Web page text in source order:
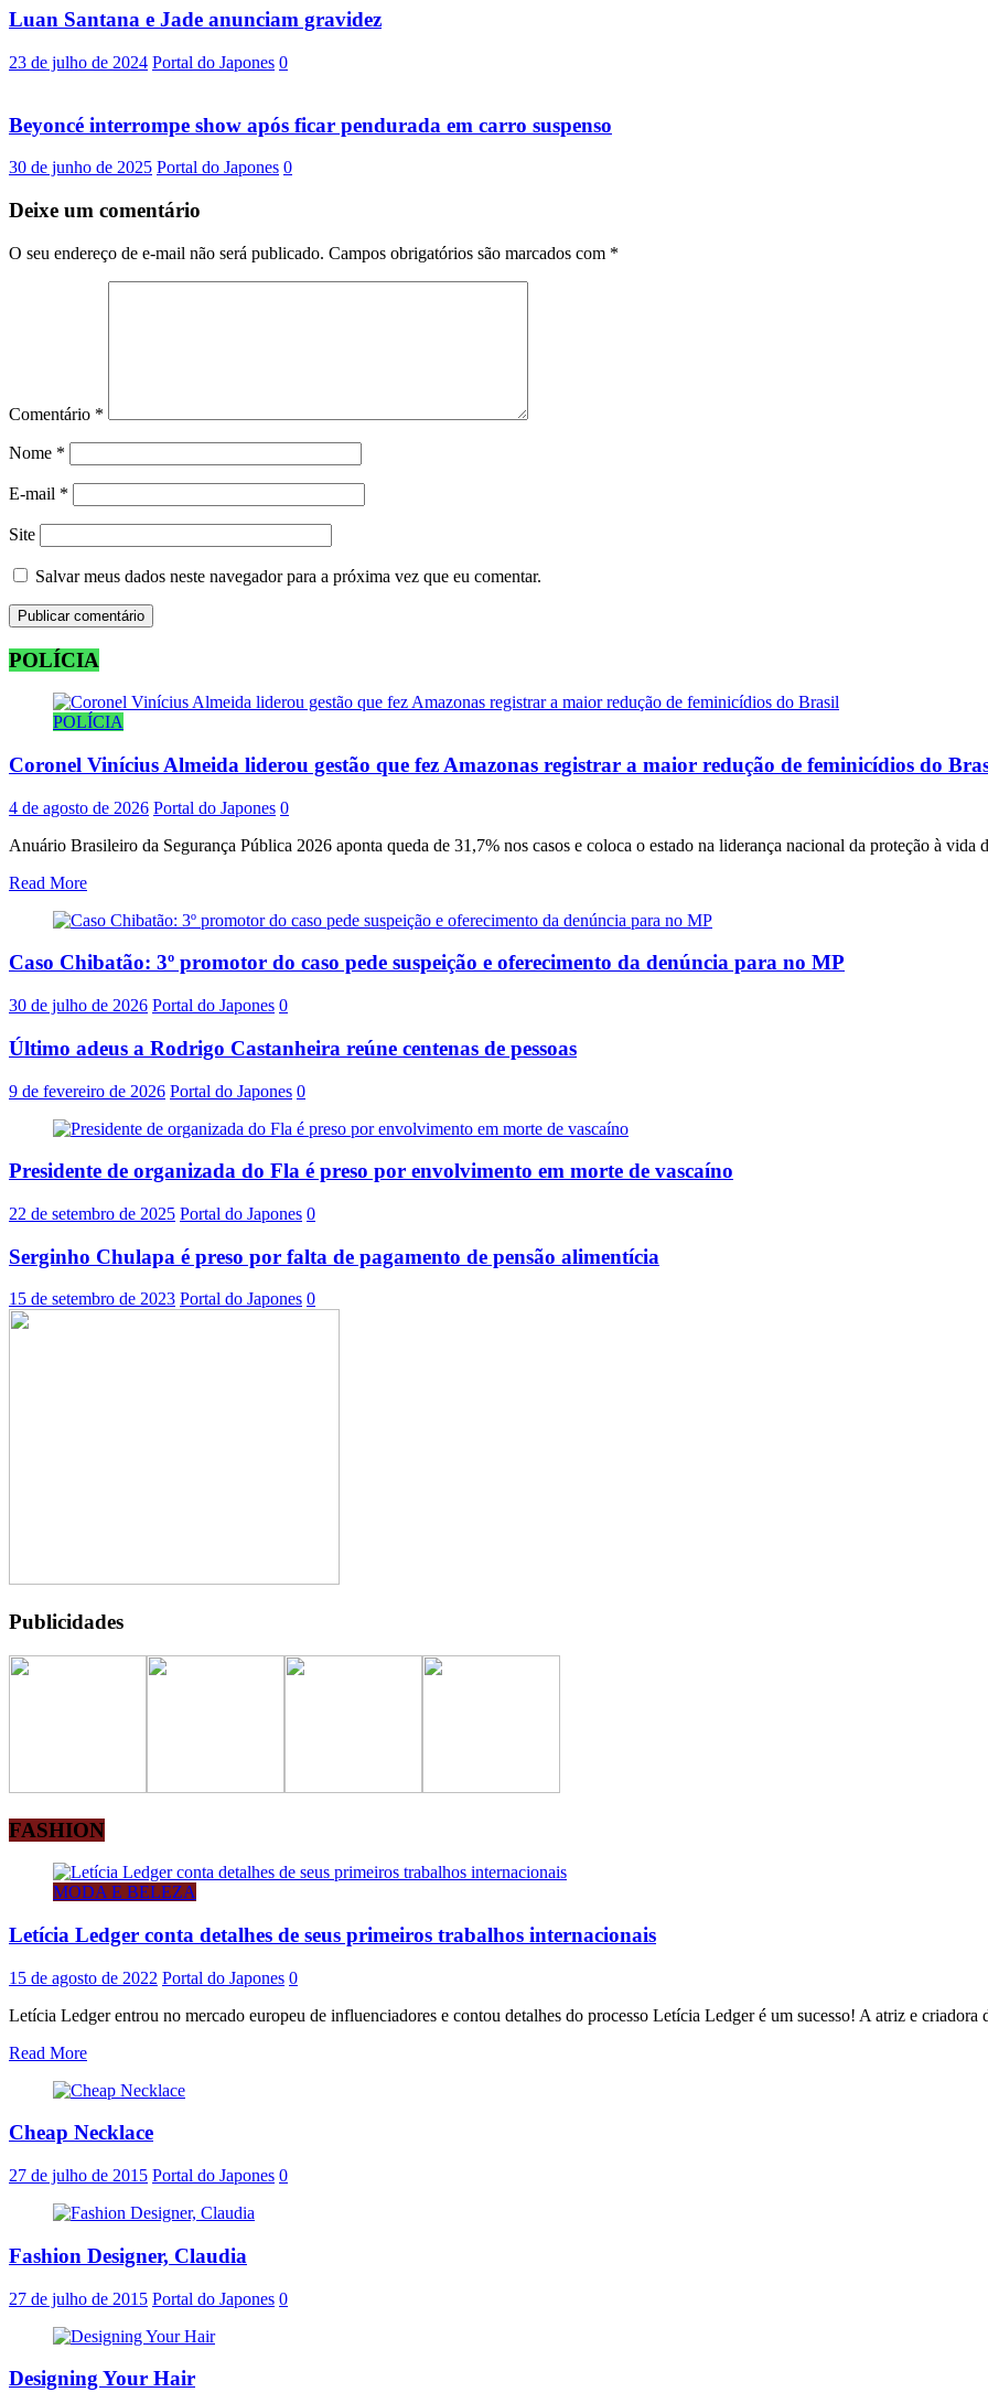
Luan Santana e Jade anunciam gravidez
23 de julho de 2024 Portal do Japones 0
Beyoncé interrompe show após ficar pendurada em carro suspenso
30 de junho de 2025 Portal do Japones 0
Deixe um comentário
O seu endereço de e-mail não será publicado. Campos obrigatórios são marcados com *
Comentário *
Nome *
E-mail *
Site
Salvar meus dados neste navegador para a próxima vez que eu comentar.
POLÍCIA
POLÍCIA
Coronel Vinícius Almeida liderou gestão que fez Amazonas registrar a maior redução de feminicídios do
4 de agosto de 2026 Portal do Japones 0
Anuário Brasileiro da Segurança Pública 2026 aponta queda de 31,7% nos casos e coloca o estado na liderança nacional da proteção à vida
Read More
Caso Chibatão: 3º promotor do caso pede suspeição e oferecimento da denúncia para no MP
30 de julho de 2026 Portal do Japones 0
Último adeus a Rodrigo Castanheira reúne centenas de pessoas
9 de fevereiro de 2026 Portal do Japones 0
Presidente de organizada do Fla é preso por envolvimento em morte de vascaíno
22 de setembro de 2025 Portal do Japones 0
Serginho Chulapa é preso por falta de pagamento de pensão alimentícia
15 de setembro de 2023 Portal do Japones 0
Publicidades
FASHION
MODA E BELEZA
Letícia Ledger conta detalhes de seus primeiros trabalhos internacionais
15 de agosto de 2022 Portal do Japones 0
Letícia Ledger entrou no mercado europeu de influenciadores e contou detalhes do processo Letícia Ledger é um sucesso! A atriz e criadora
Read More
Cheap Necklace
27 de julho de 2015 Portal do Japones 0
Fashion Designer, Claudia
27 de julho de 2015 Portal do Japones 0
Designing Your Hair